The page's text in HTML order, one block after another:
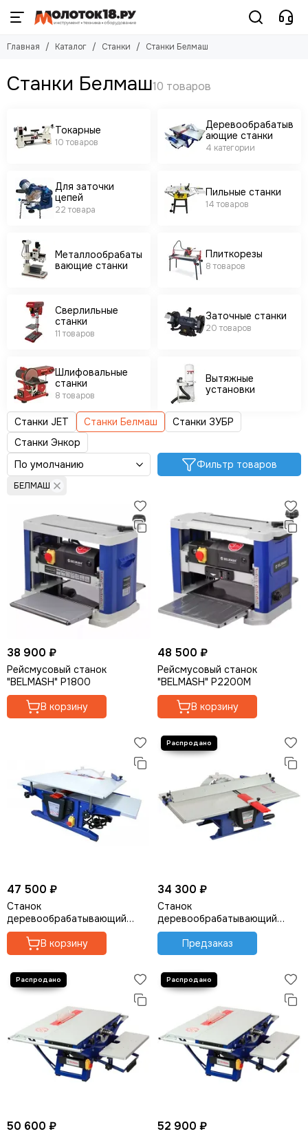
Станки
Деревообрабатывающие станки
Пильные станки
Металлообрабатывающие станки
Заточные станки
Шлифовальные станки
Вытяжные установки
Главная Каталог Станки Станки Белмаш
Станки Белмаш
Токарные
10 товаров
Деревообрабатыв
ающие станки
4 категории
Для заточки
цепей
22 товара
Пильные станки
14 товаров
Металлообрабаты
вающие станки
Плиткорезы
8 товаров
Сверлильные
станки
11 товаров
Заточные станки
20 товаров
Шлифовальные
станки
8 товаров
Вытяжные
установки
Станки JET Станки Белмаш
Станки ЗУБР
Станки Энкор
Фильтр товаров
БЕЛМАШ
38 900 ₽
Рейсмусовый станок
"BELMASH" P1800
В корзину
48 500 ₽
Рейсмусовый станок
"BELMASH" P2200M
В корзину
47 500 ₽
Станок
деревообрабатывающий
"BELMASH" UNIVERSAL-2500E
В корзину
34 300 ₽
Станок
деревообрабатывающий
"BELMASH" MOGILEV 2.4 ECO
Предзаказ
50 600 ₽ 52 900 ₽